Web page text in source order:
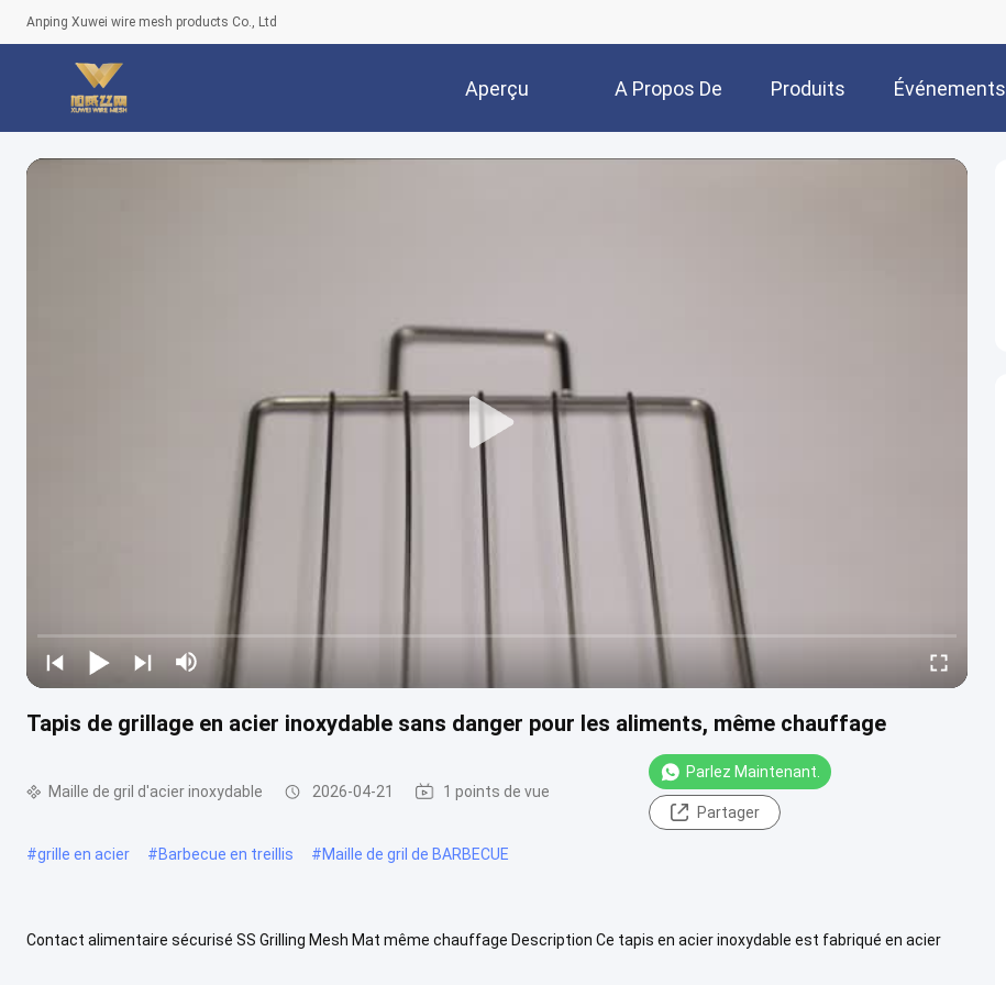
Anping Xuwei wire mesh products Co., Ltd
Aperçu A Propos De Produits Événements
Tapis de grillage en acier inoxydable sans danger pour les aliments, même chauffage
Maille de gril d'acier inoxydable 2026-04-21 1 points de vue
Parlez Maintenant.
Partager
#grille en acier #Barbecue en treillis #Maille de gril de BARBECUE
Contact alimentaire sécurisé SS Grilling Mesh Mat même chauffage Description Ce tapis en acier inoxydable est fabriqué en acier